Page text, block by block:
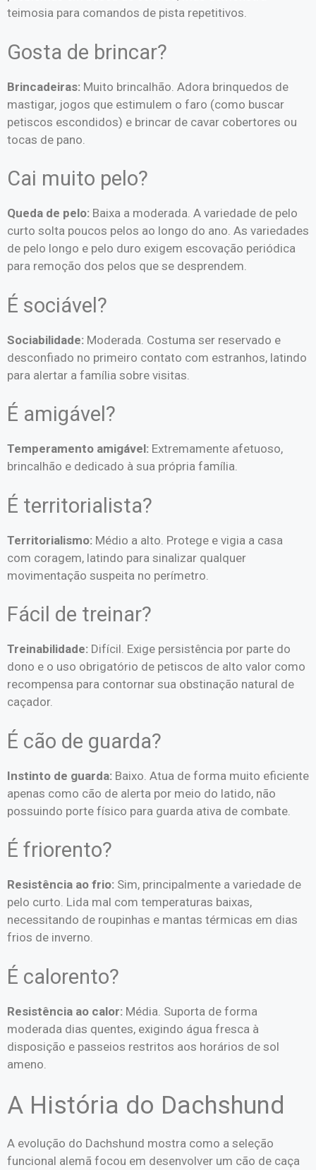
teimosia para comandos de pista repetitivos.
Gosta de brincar?
Brincadeiras: Muito brincalhão. Adora brinquedos de
mastigar, jogos que estimulem o faro (como buscar
petiscos escondidos) e brincar de cavar cobertores ou
tocas de pano.
Cai muito pelo?
Queda de pelo: Baixa a moderada. A variedade de pelo
curto solta poucos pelos ao longo do ano. As variedades
de pelo longo e pelo duro exigem escovação periódica
para remoção dos pelos que se desprendem.
É sociável?
Sociabilidade: Moderada. Costuma ser reservado e
desconfiado no primeiro contato com estranhos, latindo
para alertar a família sobre visitas.
É amigável?
Temperamento amigável: Extremamente afetuoso,
brincalhão e dedicado à sua própria família.
É territorialista?
Territorialismo: Médio a alto. Protege e vigia a casa
com coragem, latindo para sinalizar qualquer
movimentação suspeita no perímetro.
Fácil de treinar?
Treinabilidade: Difícil. Exige persistência por parte do
dono e o uso obrigatório de petiscos de alto valor como
recompensa para contornar sua obstinação natural de
caçador.
É cão de guarda?
Instinto de guarda: Baixo. Atua de forma muito eficiente
apenas como cão de alerta por meio do latido, não
possuindo porte físico para guarda ativa de combate.
É friorento?
Resistência ao frio: Sim, principalmente a variedade de
pelo curto. Lida mal com temperaturas baixas,
necessitando de roupinhas e mantas térmicas em dias
frios de inverno.
É calorento?
Resistência ao calor: Média. Suporta de forma
moderada dias quentes, exigindo água fresca à
disposição e passeios restritos aos horários de sol
ameno.
A História do Dachshund
A evolução do Dachshund mostra como a seleção
funcional alemã focou em desenvolver um cão de caça